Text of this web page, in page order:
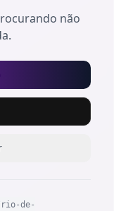
não
de-